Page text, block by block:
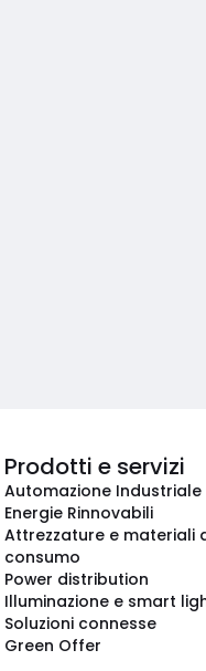
Prodotti e servizi
Automazione Industriale
Energie Rinnovabili
Attrezzature e materiali
consumo
Power distribution
Illuminazione e smart
Soluzioni connesse
Green Offer